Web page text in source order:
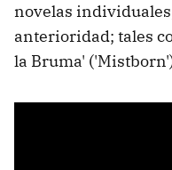
novelas
anterioridad; tales
la Bruma'